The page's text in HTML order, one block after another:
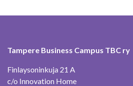
Tampere Business Campus TBC ry
Finlaysoninkuja 21 A
c/o Innovation Home